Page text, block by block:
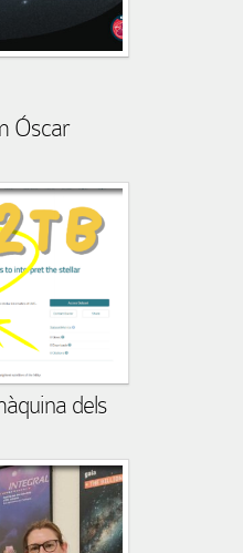
Óscar
dels